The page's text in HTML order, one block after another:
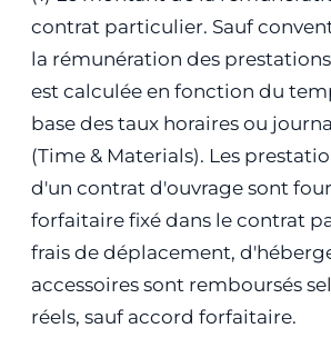
contrat particulier. Sauf
la rémunération des
est calculée en fonction du
base des taux horaires ou
(Time & Materials). Les
d'un contrat d'ouvrage sont
forfaitaire fixé dans le contrat
frais de déplacement,
accessoires sont remboursés
réels, sauf accord forfaitaire.